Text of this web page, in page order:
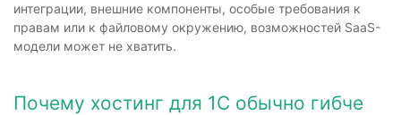
интеграции, внешние компоненты, особые требования к
правам или к файловому окружению, возможностей SaaS-
модели может не хватить.
Почему хостинг для 1С обычно гибче